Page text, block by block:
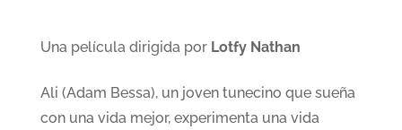
Una película dirigida por Lotfy Nathan
Ali (Adam Bessa), un joven tunecino que sueña
con una vida mejor, experimenta una vida